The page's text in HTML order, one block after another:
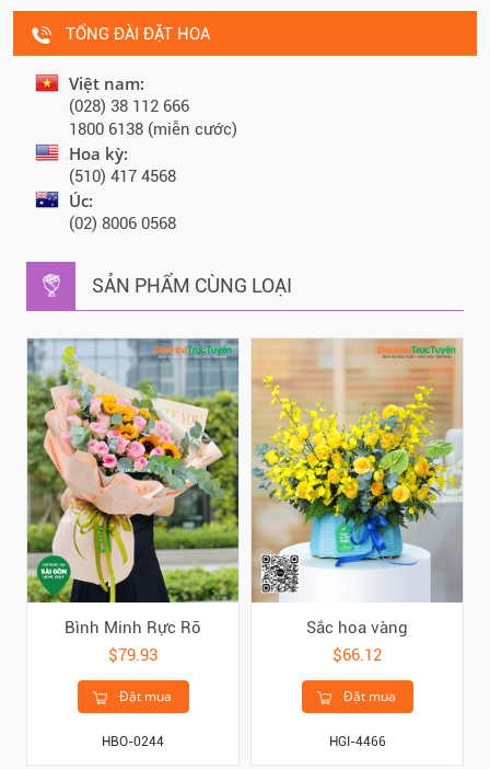
TỔNG ĐÀI ĐẶT HOA
Việt nam:
(028) 38 112 666
1800 6138 (miễn cước)
Hoa kỳ:
(510) 417 4568
Úc:
(02) 8006 0568
SẢN PHẨM CÙNG LOẠI
Bình Minh Rực Rỡ
$79.93
Đặt mua
HBO-0244
Sắc hoa vàng
$66.12
Đặt mua
HGI-4466